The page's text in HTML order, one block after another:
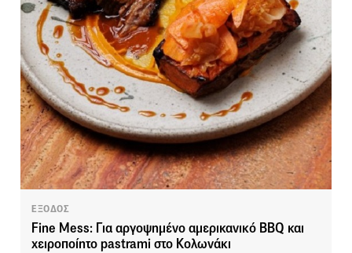
ΕΞΟΔΟΣ
Fine Mess: Για αργοψημένο αμερικανικό BBQ και
χειροποίητο pastrami στο Κολωνάκι